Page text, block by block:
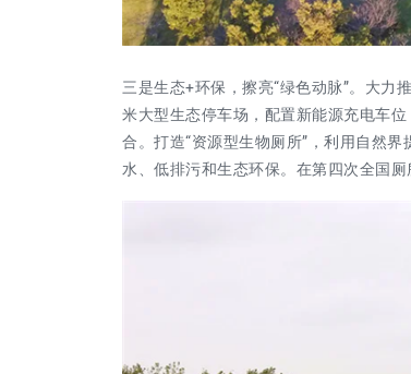
三是生态+环保，擦亮“绿色动脉”。 大力
米大型生态停车场，配置新能源充电车
合。打造“资源型生物厕所”，利用自然
水、低排污和生态环保。在第四次全国